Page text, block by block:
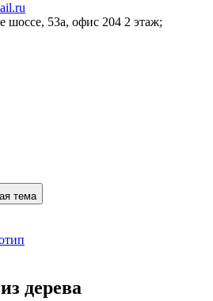
шоссе, 53а, офис 204 2 этаж;
тема
дерева